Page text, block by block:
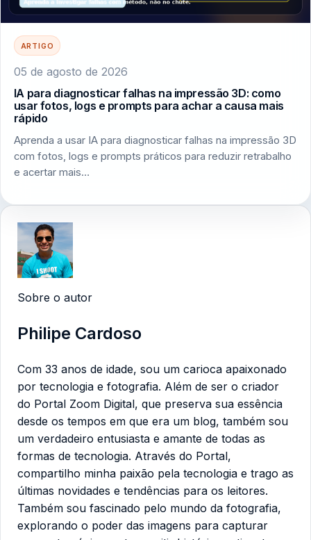
ARTIGO
05 de agosto de 2026
IA para diagnosticar falhas na impressão 3D: como
usar fotos, logs e prompts para achar a causa mais
rápido
Aprenda a usar IA para diagnosticar falhas na impressão 3D
com fotos, logs e prompts práticos para reduzir retrabalho
e acertar mais…
Sobre o autor
Philipe Cardoso
Com 33 anos de idade, sou um carioca apaixonado
por tecnologia e fotografia. Além de ser o criador
do Portal Zoom Digital, que preserva sua essência
desde os tempos em que era um blog, também sou
um verdadeiro entusiasta e amante de todas as
formas de tecnologia. Através do Portal,
compartilho minha paixão pela tecnologia e trago as
últimas novidades e tendências para os leitores.
Também sou fascinado pelo mundo da fotografia,
explorando o poder das imagens para capturar